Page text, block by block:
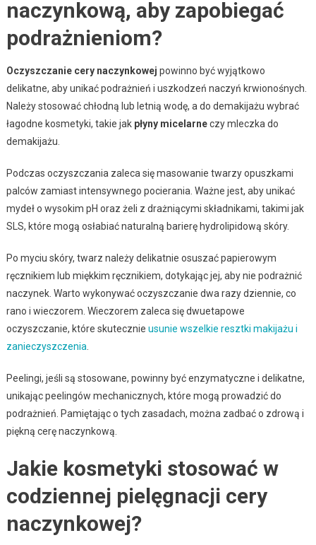
naczynkową, aby zapobiegać
podrażnieniom?
Oczyszczanie cery naczynkowej powinno być wyjątkowo
delikatne, aby unikać podrażnień i uszkodzeń naczyń krwionośnych.
Należy stosować chłodną lub letnią wodę, a do demakijażu wybrać
łagodne kosmetyki, takie jak płyny micelarneczy mleczka do
demakijażu.
Podczas oczyszczania zaleca się masowanie twarzy opuszkami
palców zamiast intensywnego pocierania. Ważne jest, aby unikać
mydeł o wysokim pH oraz żeli z drażniącymi składnikami, takimi jak
SLS, które mogą osłabiać naturalną barierę hydrolipidową skóry.
Po myciu skóry, twarz należy delikatnie osuszać papierowym
ręcznikiem lub miękkim ręcznikiem, dotykając jej, aby nie podrażnić
naczynek. Warto wykonywać oczyszczanie dwa razy dziennie, co
rano i wieczorem. Wieczorem zaleca się dwuetapowe
oczyszczanie, które skutecznie usunie wszelkie resztki makijażu i
zanieczyszczenia
Peelingi, jeśli są stosowane, powinny być enzymatyczne i delikatne,
unikając peelingów mechanicznych, które mogą prowadzić do
podrażnień. Pamiętając o tych zasadach, można zadbać o zdrową i
piękną cerę naczynkową.
Jakie kosmetyki stosować w
codziennej pielęgnacji cery
naczynkowej?